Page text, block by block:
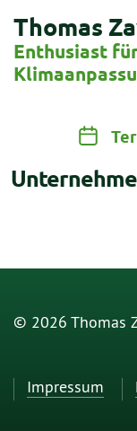
Thomas
Enthusiast
© 2026 Thomas
Impressum